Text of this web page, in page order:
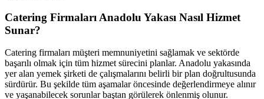
Catering Firmaları Anadolu Yakası Nasıl Hizmet
Sunar?
Catering firmaları müşteri memnuniyetini sağlamak ve sektörde
başarılı olmak için tüm hizmet sürecini planlar. Anadolu yakasında
yer alan yemek şirketi de çalışmalarını belirli bir plan doğrultusunda
sürdürür. Bu şekilde tüm aşamalar öncesinde değerlendirmeye alınır
ve yaşanabilecek sorunlar baştan görülerek önlenmiş olunur.